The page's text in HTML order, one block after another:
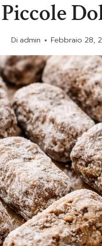
Di admin Febbraio 28,